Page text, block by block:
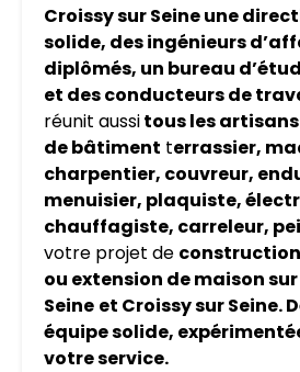
Croissy sur Seine une
solide, des ingénieurs
diplômés, un bureau
et des conducteurs de
réunit aussitous les
de bâtiment terrassier,
charpentier, couvreur,
menuisier, plaquiste,
chauffagiste, carreleur,
votre projet de
ou extension de maison sur
Seine et Croissy sur Seine.
équipe solide,
votre service.